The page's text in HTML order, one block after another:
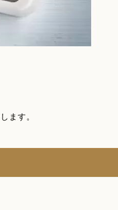
ます。